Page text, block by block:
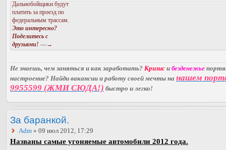
Дальнобойщики будут
платить за проезд по
федеральным трассам.
Это интересно?
Поделитесь с
друзьями! —→
Не знаешь, чем заняться и как заработать? Кризис и безденежье
настроение? Найди вакансии и работу своей мечты на нашем
9955599 (ЖМИ СЮДА!) быстро и легко!
За баранкой.
Adm » 09 июл 2012, 17:29
Названы самые угоняемые автомобили 2012 года.